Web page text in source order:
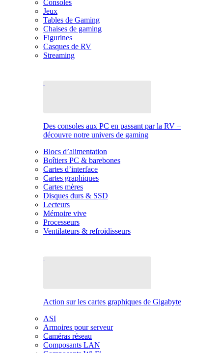
Consoles
Jeux
Tables de Gaming
Chaises de gaming
Figurines
Casques de RV
Streaming
Des consoles aux PC en passant par la RV –
découvre notre univers de gaming
Blocs d’alimentation
Boîtiers PC & barebones
Cartes d’interface
Cartes graphiques
Cartes mères
Disques durs & SSD
Lecteurs
Mémoire vive
Processeurs
Ventilateurs & refroidisseurs
Action sur les cartes graphiques de Gigabyte
ASI
Armoires pour serveur
Caméras réseau
Composants LAN